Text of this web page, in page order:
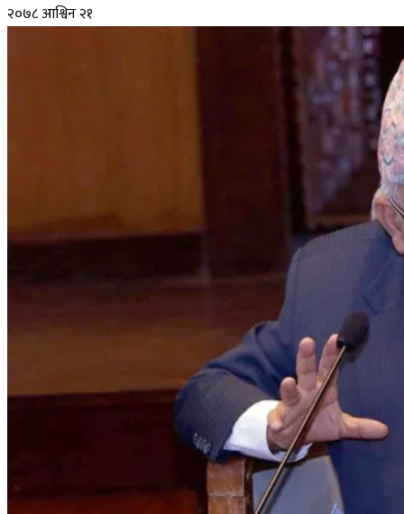
२०७८ आश्विन २१